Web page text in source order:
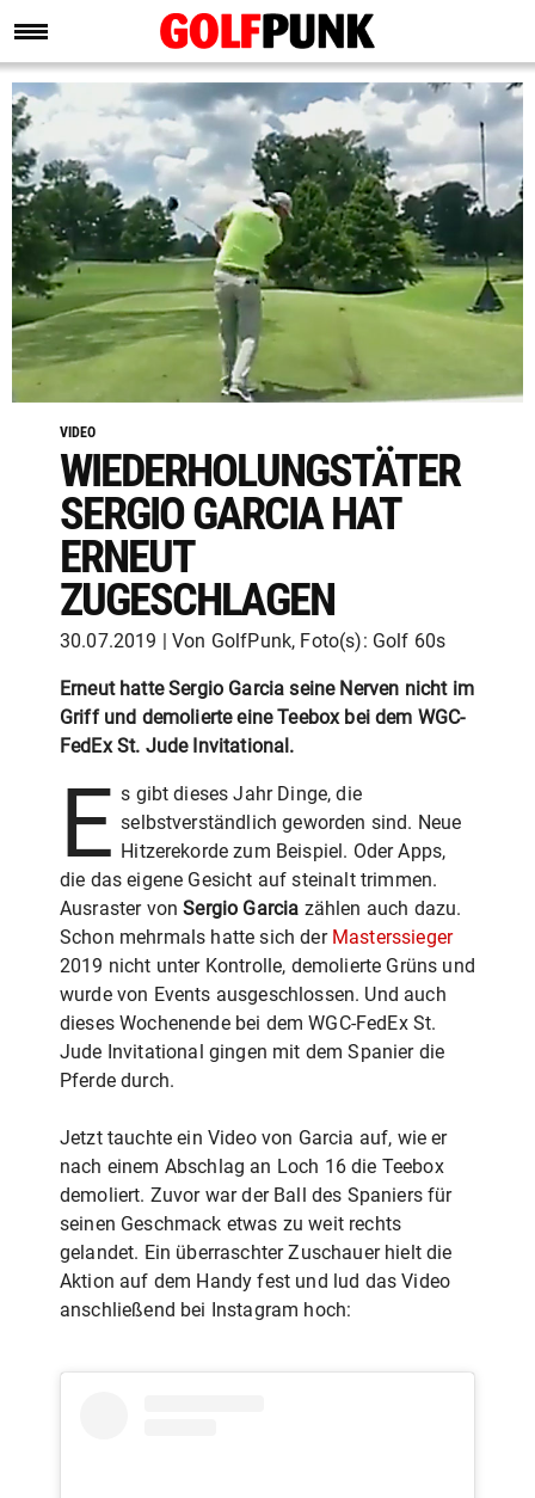
VIDEO
WIEDERHOLUNGSTÄTER
SERGIO GARCIA HAT
ERNEUT
ZUGESCHLAGEN
30.07.2019 | Von GolfPunk, Foto(s): Golf 60s
Erneut hatte Sergio Garcia seine Nerven nicht im
Griff und demolierte eine Teebox bei dem WGC-
FedEx St. Jude Invitational.
E s gibt dieses Jahr Dinge, die
selbstverständlich geworden sind. Neue
Hitzerekorde zum Beispiel. Oder Apps,
die das eigene Gesicht auf steinalt trimmen.
Ausraster vonSergio Garcia zählen auch dazu.
Schon mehrmals hatte sich der Masterssieger
2019 nicht unter Kontrolle, demolierte Grüns und
wurde von Events ausgeschlossen. Und auch
dieses Wochenende bei dem WGC-FedEx St.
Jude Invitational gingen mit dem Spanier die
Pferde durch.
Jetzt tauchte ein Video von Garcia auf, wie er
nach einem Abschlag an Loch 16 die Teebox
demoliert. Zuvor war der Ball des Spaniers für
seinen Geschmack etwas zu weit rechts
gelandet. Ein überraschter Zuschauer hielt die
Aktion auf dem Handy fest und lud das Video
anschließend bei Instagram hoch: